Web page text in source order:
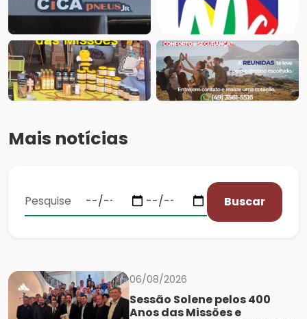
Mais notícias
Buscar
06/08/2026
Sessão Solene pelos 400
Anos das Missões e